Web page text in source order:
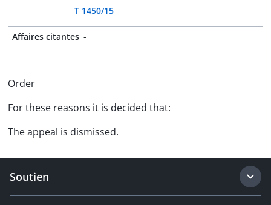
T 1450/15
Affaires citantes -
Order
For these reasons it is decided that:
The appeal is dismissed.
Soutien